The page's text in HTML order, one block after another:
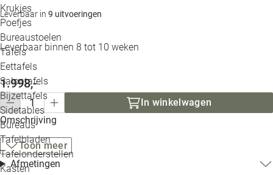
Krukjes
Poefjes
Bureaustoelen
Tafels
Eettafels
Salontafels
Bijzettafels
Sidetables
Bureaus
Tafelbladen
Tafelonderstellen
Kasten
Leverbaar in 9 uitvoeringen
Leverbaar binnen 8 tot 10 weken
1.998,-
In winkelwagen
Omschrijving
Toon meer
Afmetingen